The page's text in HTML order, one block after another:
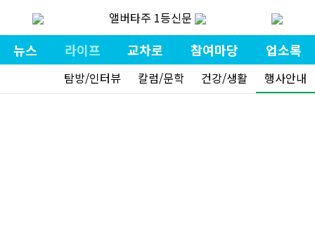
앨버타주 1등신문
뉴스 라이프 교차로 참여마당 업소록
탐방/인터뷰 칼럼/문학 건강/생활 행사안내